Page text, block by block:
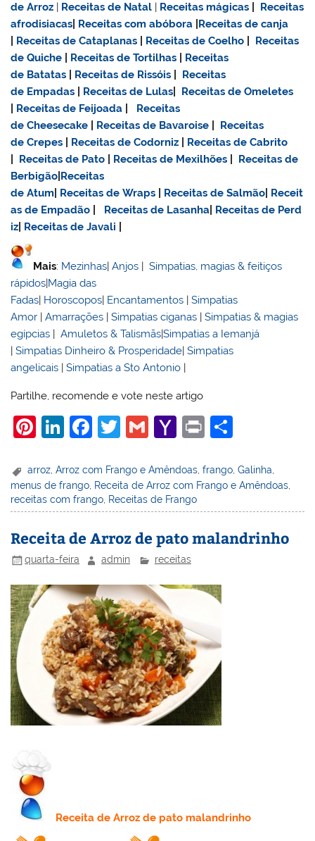
de Arroz | Receitas de Natal | Receitas mágicas
Receitas
afrodisiacas Receitas com abóbora Receitas de canja
Receitas de Cataplanas Receitas de Coelho
Receitas
de Quiche
Receitas de Tortilhas
Receitas
de Batatas
Receitas de Rissóis
Receitas
de Empadas
Receitas de Lulas
Receitas de Omeletes
Receitas de Feijoada
Receitas
de Cheesecake
Receitas de Bavaroise
Receitas
de Crepes
Receitas de Codorniz
Receitas de Cabrito
Receitas de Pato Receitas de Mexilhões
Receitas de
Berbigão Receitas
de Atum Receitas de Wraps Receitas de Salmão Receit
as de Empadão
Receitas de Lasanha Receitas de Perd
iz Receitas de Javali
Mais: Mezinhas |Anjos |Simpatias, magias & feitiços
rápidos Magia das
Fadas Horoscopos Encantamentos |Simpatias
Amor |Amarrações |Simpatias ciganas |Simpatias & magias
egípcias |Amuletos & Talismãs|Simpatias a Iemanjá
|Simpatias Dinheiro & Prosperidade |Simpatias
angelicais |Simpatias a Sto Antonio
Partilhe, recomende e vote neste artigo
Pi
er
e
st
Li
k
e
dI
n
F
c
e
b
o
o
k
T
itt
er
G
ai
l
Y
h
o
o
M
ai
l
Pr
t
ar
e
arroz ,Arroz com Frango e Amêndoas ,frango ,Galinha
menus de frango Receita de Arroz com Frango e Amêndoas
receitas com frango Receitas de Frango
Receita de Arroz de pato malandrinho
quarta-feira admin receitas
Receitade Arroz de pato malandrinho